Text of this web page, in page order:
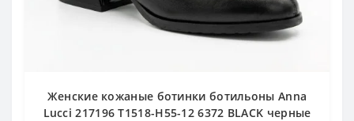
Женские кожаные ботинки ботильоны Anna
Lucci 217196 T1518-H55-12 6372 BLACK черные